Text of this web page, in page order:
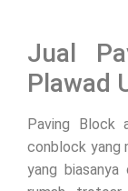
Jual
Plawad
Paving Block
conblock yang
yang biasanya